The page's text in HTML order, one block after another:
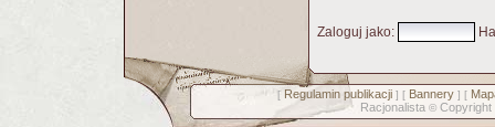
Zaloguj jako:
[ Regulamin publikacji] [ Bannery] [
Racjonalista © Copyright